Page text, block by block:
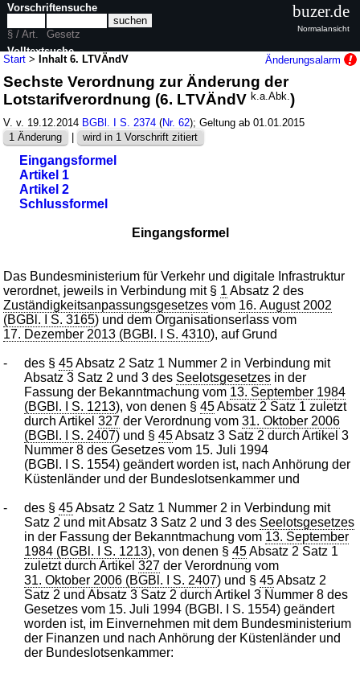
Start >Inhalt 6. LTVÄndV Änderungsalarm
Sechste Verordnung zur Änderung der
Lotstarifverordnung (6. LTVÄndVk.a.Abk.)
V. v. 19.12.2014 BGBl. I S. 2374 (Nr. 62); Geltung ab 01.01.2015
1 Änderung
| wird in 1 Vorschrift zitiert
Eingangsformel
Artikel 1
Artikel 2
Schlussformel
Eingangsformel
Das Bundesministerium für Verkehr und digitale Infrastruktur
verordnet, jeweils in Verbindung mit § 1 Absatz 2 des
Zuständigkeitsanpassungsgesetzes vom 16. August 2002
(BGBl. I S. 3165) und dem Organisationserlass vom
17. Dezember 2013 (BGBl. I S. 4310), auf Grund
- des §45Absatz 2 Satz 1 Nummer 2 in Verbindung mit
Absatz 3 Satz 2 und 3 des Seelotsgesetzes in der
Fassung der Bekanntmachung vom 13. September 1984
(BGBl. I S. 1213), von denen §45Absatz 2 Satz 1 zuletzt
durch Artikel327 der Verordnung vom31. Oktober 2006
(BGBl. I S. 2407) und §45Absatz 3 Satz 2 durch Artikel 3
Nummer 8 des Gesetzes vom 15. Juli 1994
(BGBl. I S. 1554) geändert worden ist, nach Anhörung der
Küstenländer und der Bundeslotsenkammer und
- des §45Absatz 2 Satz 1 Nummer 2 in Verbindung mit
Satz 2 und mit Absatz 3 Satz 2 und 3 des Seelotsgesetzes
in der Fassung der Bekanntmachung vom 13. September
1984 (BGBl. I S. 1213), von denen §45Absatz 2 Satz 1
zuletzt durch Artikel327 der Verordnung vom
31. Oktober 2006 (BGBl. I S. 2407) und §45Absatz 2
Satz 2 und Absatz 3 Satz 2 durch Artikel 3 Nummer 8 des
Gesetzes vom 15. Juli 1994 (BGBl. I S. 1554) geändert
worden ist, im Einvernehmen mit dem Bundesministerium
der Finanzen und nach Anhörung der Küstenländer und
der Bundeslotsenkammer:
Vorschriftensuche
§ / Art.
Gesetz
Volltextsuche
nur in 6. LTVÄndV
buzer.de
Normalansicht